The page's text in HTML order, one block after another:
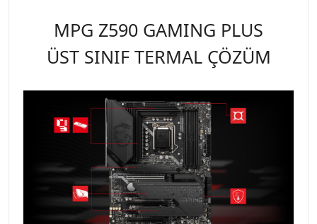
MPG Z590 GAMING PLUS
ÜST SINIF TERMAL ÇÖZÜM